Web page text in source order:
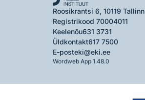
Roosikrantsi 6, 10119 Tallinn
Registrikood 70004011
Keelenõu631 3731
Üldkontakt617 7500
E-posteki@eki.ee
Wordweb App 1.48.0